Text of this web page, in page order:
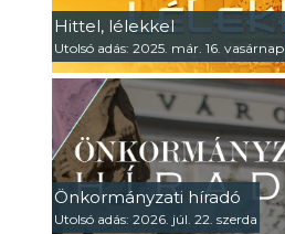
Hittel, lélekkel
Utolsó adás: 2025. már. 16. vasárnap
Önkormányzati híradó
Utolsó adás: 2026. júl. 22. szerda